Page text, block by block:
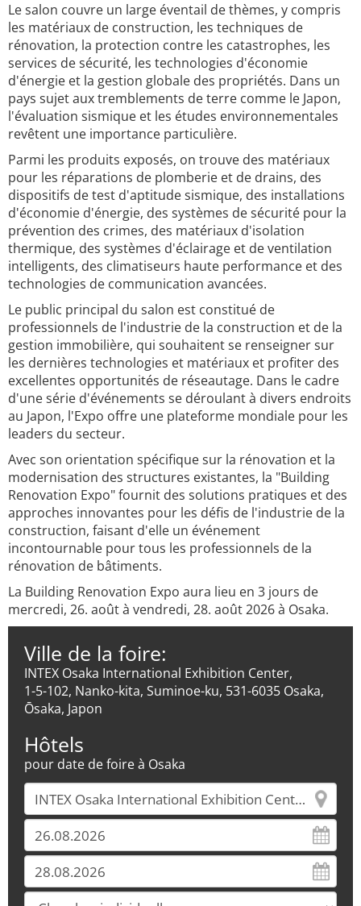
Le salon couvre un large éventail de thèmes, y compris
les matériaux de construction, les techniques de
rénovation, la protection contre les catastrophes, les
services de sécurité, les technologies d'économie
d'énergie et la gestion globale des propriétés. Dans un
pays sujet aux tremblements de terre comme le Japon,
l'évaluation sismique et les études environnementales
revêtent une importance particulière.
Parmi les produits exposés, on trouve des matériaux
pour les réparations de plomberie et de drains, des
dispositifs de test d'aptitude sismique, des installations
d'économie d'énergie, des systèmes de sécurité pour la
prévention des crimes, des matériaux d'isolation
thermique, des systèmes d'éclairage et de ventilation
intelligents, des climatiseurs haute performance et des
technologies de communication avancées.
Le public principal du salon est constitué de
professionnels de l'industrie de la construction et de la
gestion immobilière, qui souhaitent se renseigner sur
les dernières technologies et matériaux et profiter des
excellentes opportunités de réseautage. Dans le cadre
d'une série d'événements se déroulant à divers endroits
au Japon, l'Expo offre une plateforme mondiale pour les
leaders du secteur.
Avec son orientation spécifique sur la rénovation et la
modernisation des structures existantes, la "Building
Renovation Expo" fournit des solutions pratiques et des
approches innovantes pour les défis de l'industrie de la
construction, faisant d'elle un événement
incontournable pour tous les professionnels de la
rénovation de bâtiments.
La Building Renovation Expo aura lieu en 3 jours de
mercredi, 26. août à vendredi, 28. août 2026 à Osaka.
Ville de la foire:
INTEX Osaka International Exhibition Center,
1-5-102, Nanko-kita, Suminoe-ku, 531-6035 Osaka,
Ōsaka, Japon
Hôtels
pour date de foire à Osaka